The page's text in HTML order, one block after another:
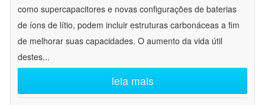
como supercapacitores e novas configurações de baterias
de íons de lítio, podem incluir estruturas carbonáceas a fim
de melhorar suas capacidades. O aumento da vida útil
destes...
leia mais